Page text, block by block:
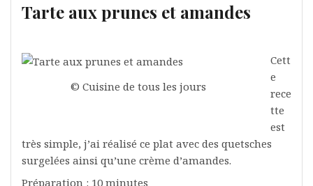
Tarte aux prunes et amandes
© Cuisine de tous les jours
Cett
e
rece
tte
est
très simple, j’ai réalisé ce plat avec des quetsches
surgelées ainsi qu’une crème d’amandes.
Préparation : 10 minutes